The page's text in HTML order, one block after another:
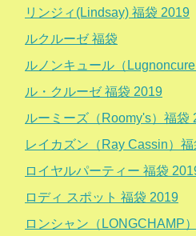
リンジィ(Lindsay) 福袋 2019
ルクルーゼ 福袋
ルノンキュール（
ル・クルーゼ 福袋 2019
ルーミーズ（Roomy's）福袋
レイカズン（Ray Cassin）
ロイヤルパーティー 福袋
ロディ スポット 福袋 2019
ロンシャン（LONGCHAMP